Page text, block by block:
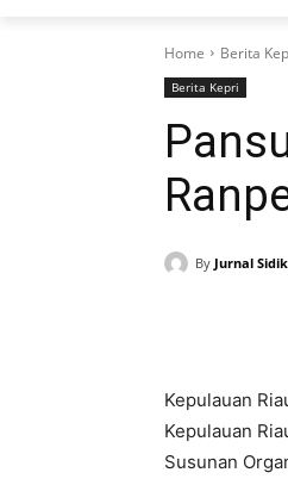
Home Berita
Berita Kepri
By Jurnal Sidik
Kepulauan
Kepulauan
Susunan